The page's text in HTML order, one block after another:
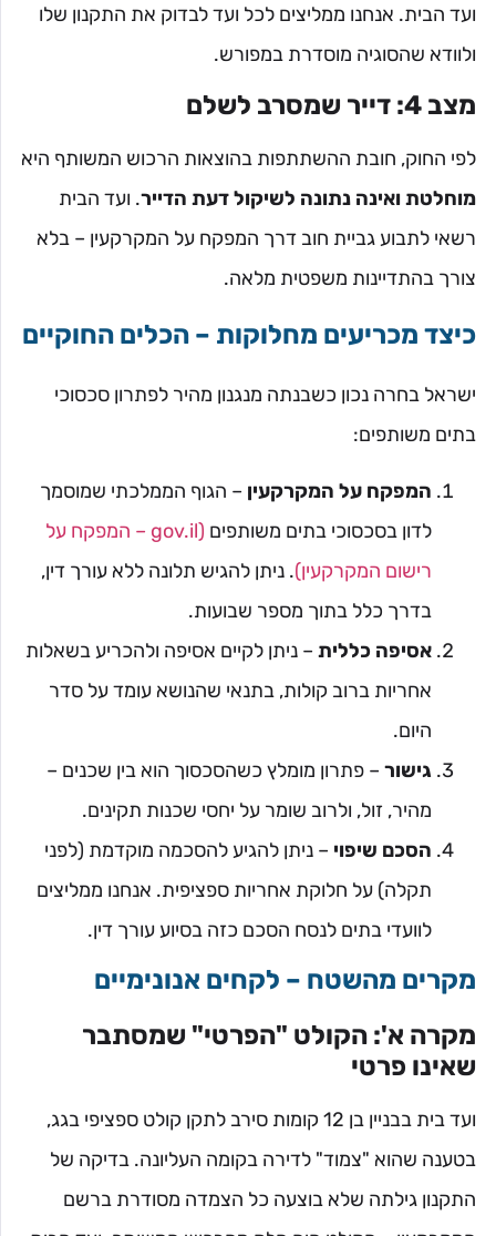
ועד הבית. אנחנו ממליצים לכל ועד לבדוק את התקנון שלו
ולוודא שהסוגיה מוסדרת במפורש.
מצב 4: דייר שמסרב לשלם
לפי החוק, חובת ההשתתפות בהוצאות הרכוש המשותף היא
מוחלטת ואינה נתונה לשיקול דעת הדייר. ועד הבית
רשאי לתבוע גביית חוב דרך המפקח על המקרקעין – בלא
צורך בהתדיינות משפטית מלאה.
כיצד מכריעים מחלוקות – הכלים החוקיים
ישראל בחרה נכון כשבנתה מנגנון מהיר לפתרון סכסוכי
בתים משותפים:
המפקח על המקרקעין – הגוף הממלכתי שמוסמך
לדון בסכסוכי בתים משותפים
(gov.il – המפקח על
רישום המקרקעין). ניתן להגיש תלונה ללא עורך דין,
בדרך כלל בתוך מספר שבועות.
אסיפה כללית – ניתן לקיים אסיפה ולהכריע בשאלות
אחריות ברוב קולות, בתנאי שהנושא עומד על סדר
היום.
גישור – פתרון מומלץ כשהסכסוך הוא בין שכנים –
מהיר, זול, ולרוב שומר על יחסי שכנות תקינים.
הסכם שיפוי – ניתן להגיע להסכמה מוקדמת (לפני
תקלה) על חלוקת אחריות ספציפית. אנחנו ממליצים
לוועדי בתים לנסח הסכם כזה בסיוע עורך דין.
מקרים מהשטח – לקחים אנונימיים
מקרה א': הקולט "הפרטי" שמסתבר
שאינו פרטי
ועד בית בבניין בן 12 קומות סירב לתקן קולט ספציפי בגג,
בטענה שהוא "צמוד" לדירה בקומה העליונה. בדיקה של
התקנון גילתה שלא בוצעה כל הצמדה מסודרת ברשם